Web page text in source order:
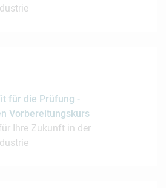
für die Prüfung -
Vorbereitungskurs
Ihre Zukunft in der